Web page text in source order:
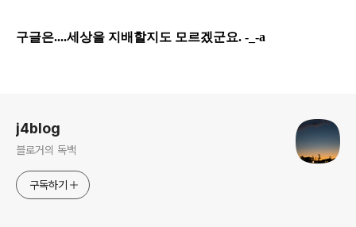
구글은....세상을 지배할지도 모르겠군요. -_-a
j4blog
블로거의 독백
구독하기